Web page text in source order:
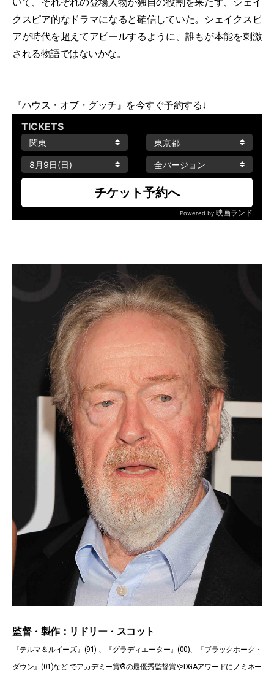
クスピア的なドラマになると確信していた。シェイクスピ
アが時代を超えてアピールするように、誰もが本能を刺激
される物語ではないかな。
『ハウス・オブ・グッチ』を今すぐ予約する↓
監督・製作：リドリー・スコット
『テルマ＆ルイーズ』(91) 、『グラディエーター』(00)、『ブラックホーク・
ダウン』(01)など でアカデミー賞®の最優秀監督賞やDGAアワードにノミネー